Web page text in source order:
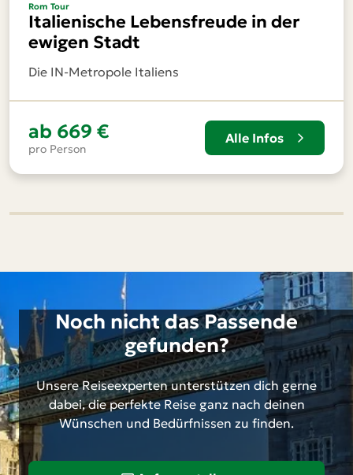
Rom Tour
Italienische Lebensfreude in der
ewigen Stadt
Die IN-Metropole Italiens
ab 669 €
pro Person
Alle Infos
Noch nicht das Passende
gefunden?
Unsere Reiseexperten unterstützen dich gerne
dabei, die perfekte Reise ganz nach deinen
Wünschen und Bedürfnissen zu finden.